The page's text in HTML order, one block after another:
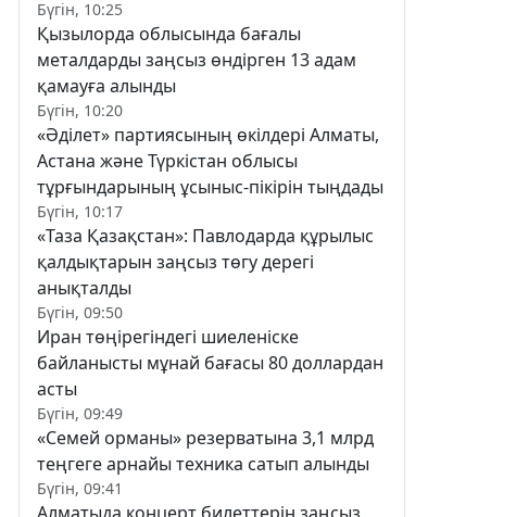
Бүгін, 10:25
Қызылорда облысында бағалы
металдарды заңсыз өндірген 13 адам
қамауға алынды
Бүгін, 10:20
«Әділет» партиясының өкілдері Алматы,
Астана және Түркістан облысы
тұрғындарының ұсыныс-пікірін тыңдады
Бүгін, 10:17
«Таза Қазақстан»: Павлодарда құрылыс
қалдықтарын заңсыз төгу дерегі
анықталды
Бүгін, 09:50
Иран төңірегіндегі шиеленіске
байланысты мұнай бағасы 80 доллардан
асты
Бүгін, 09:49
«Семей орманы» резерватына 3,1 млрд
теңгеге арнайы техника сатып алынды
Бүгін, 09:41